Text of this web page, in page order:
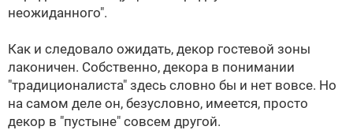
неожиданного".
Как и следовало ожидать, декор гостевой зоны
лаконичен. Собственно, декора в понимании
"традиционалиста" здесь словно бы и нет вовсе. Но
на самом деле он, безусловно, имеется, просто
декор в "пустыне" совсем другой.